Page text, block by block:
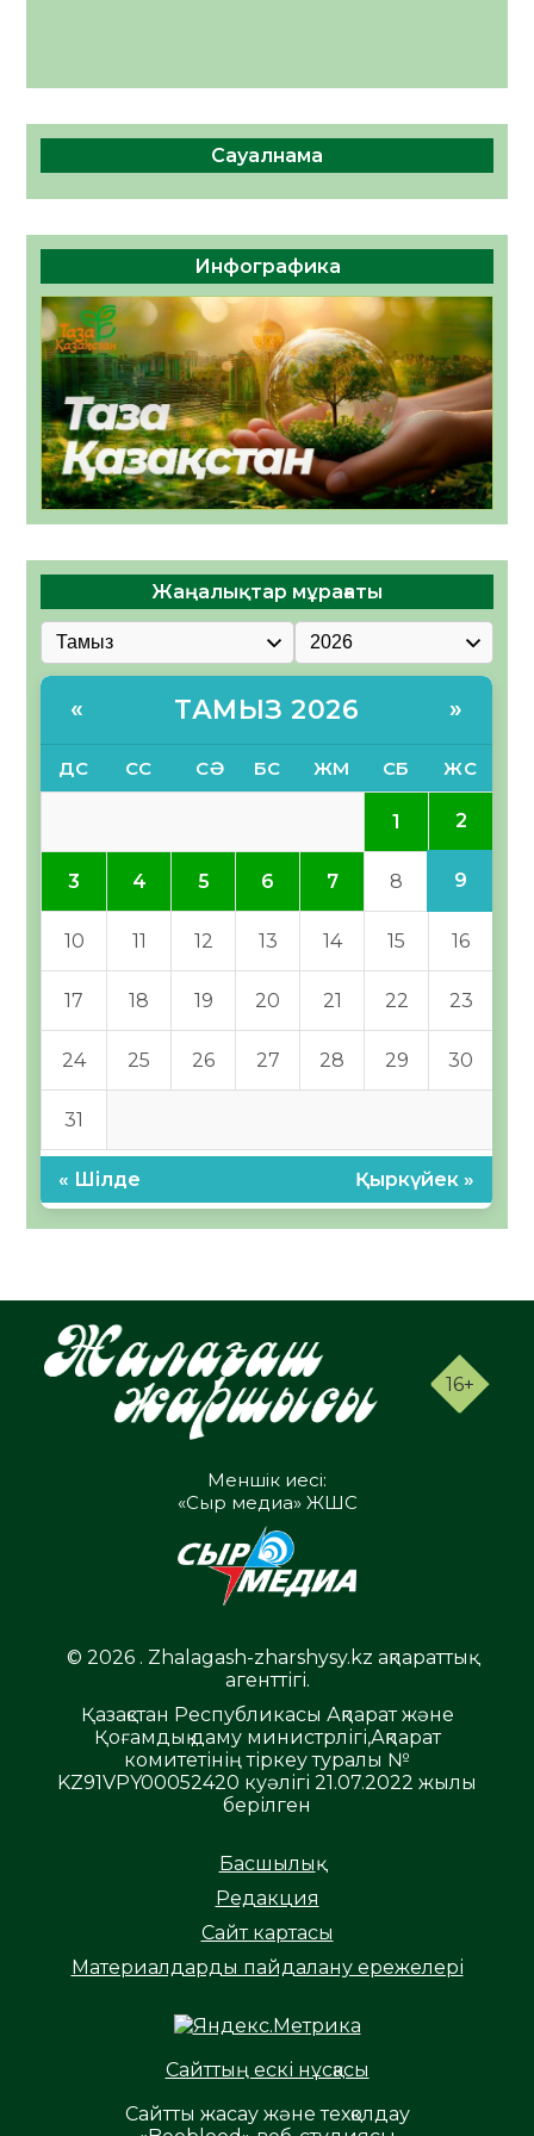
Сауалнама
Инфографика
Жаңалықтар мұрағаты
« ТАМЫЗ 2026 »
ДС СС СӘ БС ЖМ СБ ЖС
1 2
3 4 5 6 7 8 9
10 11 12 13 14 15 16
17 18 19 20 21 22 23
24 25 26 27 28 29 30
31
« Шілде Қыркүйек »
16+
Меншік иесі:
«Сыр медиа» ЖШС
© 2026 . Zhalagash-zharshysy.kz ақпараттық
агенттігі.
Қазақстан Республикасы Ақпарат және
Қоғамдық даму министрлігі,Ақпарат
комитетінің тіркеу туралы №
KZ91VPY00052420 куәлігі 21.07.2022 жылы
берілген
Басшылық
Редакция
Сайт картасы
Материалдарды пайдалану ережелері
Сайттың ескі нұсқасы
Сайтты жасау және техқолдау